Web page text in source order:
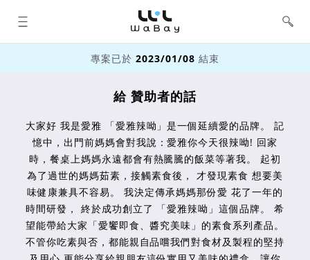
WaBay 挖貝 | 台灣最值得信賴的群眾
集資 / 群眾募資平台
專案已於2023/01/08 結束
給 贊助者的話
大家好 我是愛雅 「愛雅辣呦」是一個延續愛的品牌。 記
憶中，出門前媽媽會對我說：愛雅你今天很辣呦! 回家
時，餐桌上媽媽永遠都會有熱騰騰的飯菜等著我。 起初
為了過世的媽媽茹素，接觸素食後， 才發現素食 想要美
味健康兼具不容易。 我決定傳承媽媽那份愛 花了一年的
時間研發， 終於成功創立了 「愛雅辣呦」這個品牌。 希
望能帶給大家「愛饗即食、醬究美味」的素食系列產品。
不管你吃素與否，都能親自品嚐我們對食材及製程的堅持